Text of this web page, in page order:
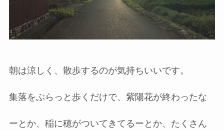
朝は涼しく、散歩するのが気持ちいいです。
集落をぶらっと歩くだけで、紫陽花が終わったな
ーとか、稲に穂がついてきてるーとか、たくさん